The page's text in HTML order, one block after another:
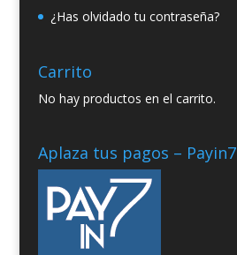
¿Has olvidado tu contraseña?
Carrito
No hay productos en el carrito.
Aplaza tus pagos – Payin7